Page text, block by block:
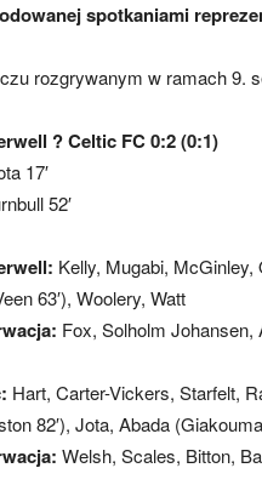
spotkaniami
rozgrywanym w ramach 9.
? Celtic FC 0:2 (0:1)
17′
52′
Kelly, Mugabi, McGinley,
63′), Woolery, Watt
Fox, Solholm Johansen,
Hart, Carter-Vickers, Starfelt,
82′), Jota, Abada
Welsh, Scales, Bitton,